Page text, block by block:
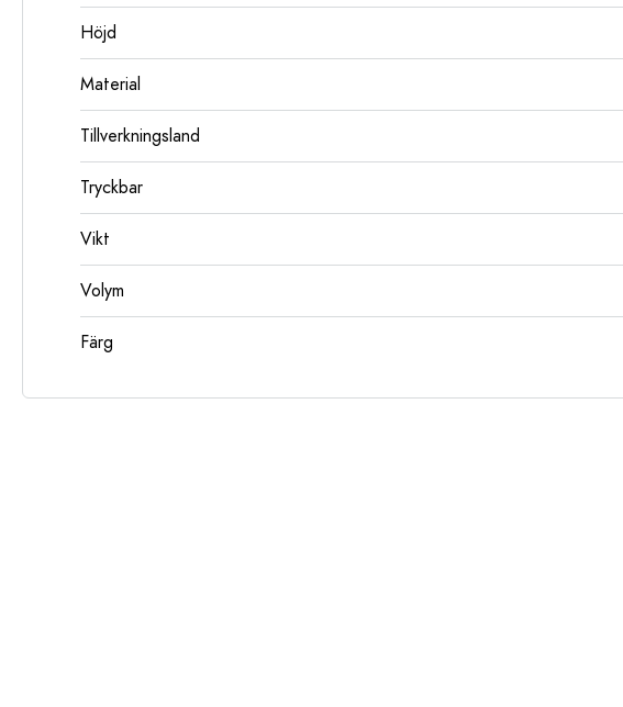
Höjd
Material
Tillverkningsland
Tryckbar
Vikt
Volym
Färg